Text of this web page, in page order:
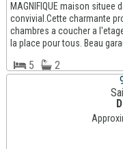
MAGNIFIQUE maison
convivial.Cette charmante
chambres a coucher a
la place pour tous. Beau
5 2